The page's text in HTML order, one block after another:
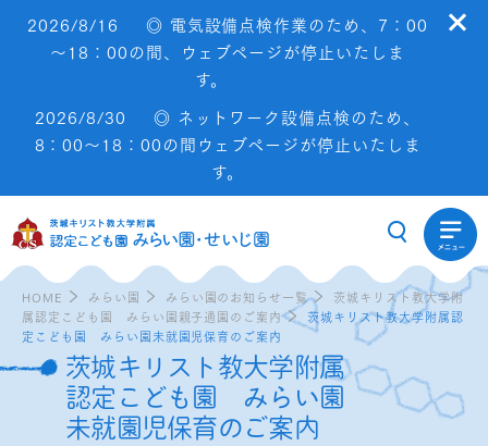
2026/8/16
◎ 電気設備点検作業のため、7：00
～18：00の間、ウェブページが停止いたしま
す。
2026/8/30
◎ ネットワーク設備点検のため、
8：00～18：00の間ウェブページが停止いたしま
す。
HOME みらい園 みらい園のお知らせ一覧
茨城キリスト教大学附
属認定こども園 みらい園親子通園のご案内
茨城キリスト教大学附属認
定こども園 みらい園未就園児保育のご案内
茨城キリスト教大学附属
認定こども園 みらい園
未就園児保育のご案内